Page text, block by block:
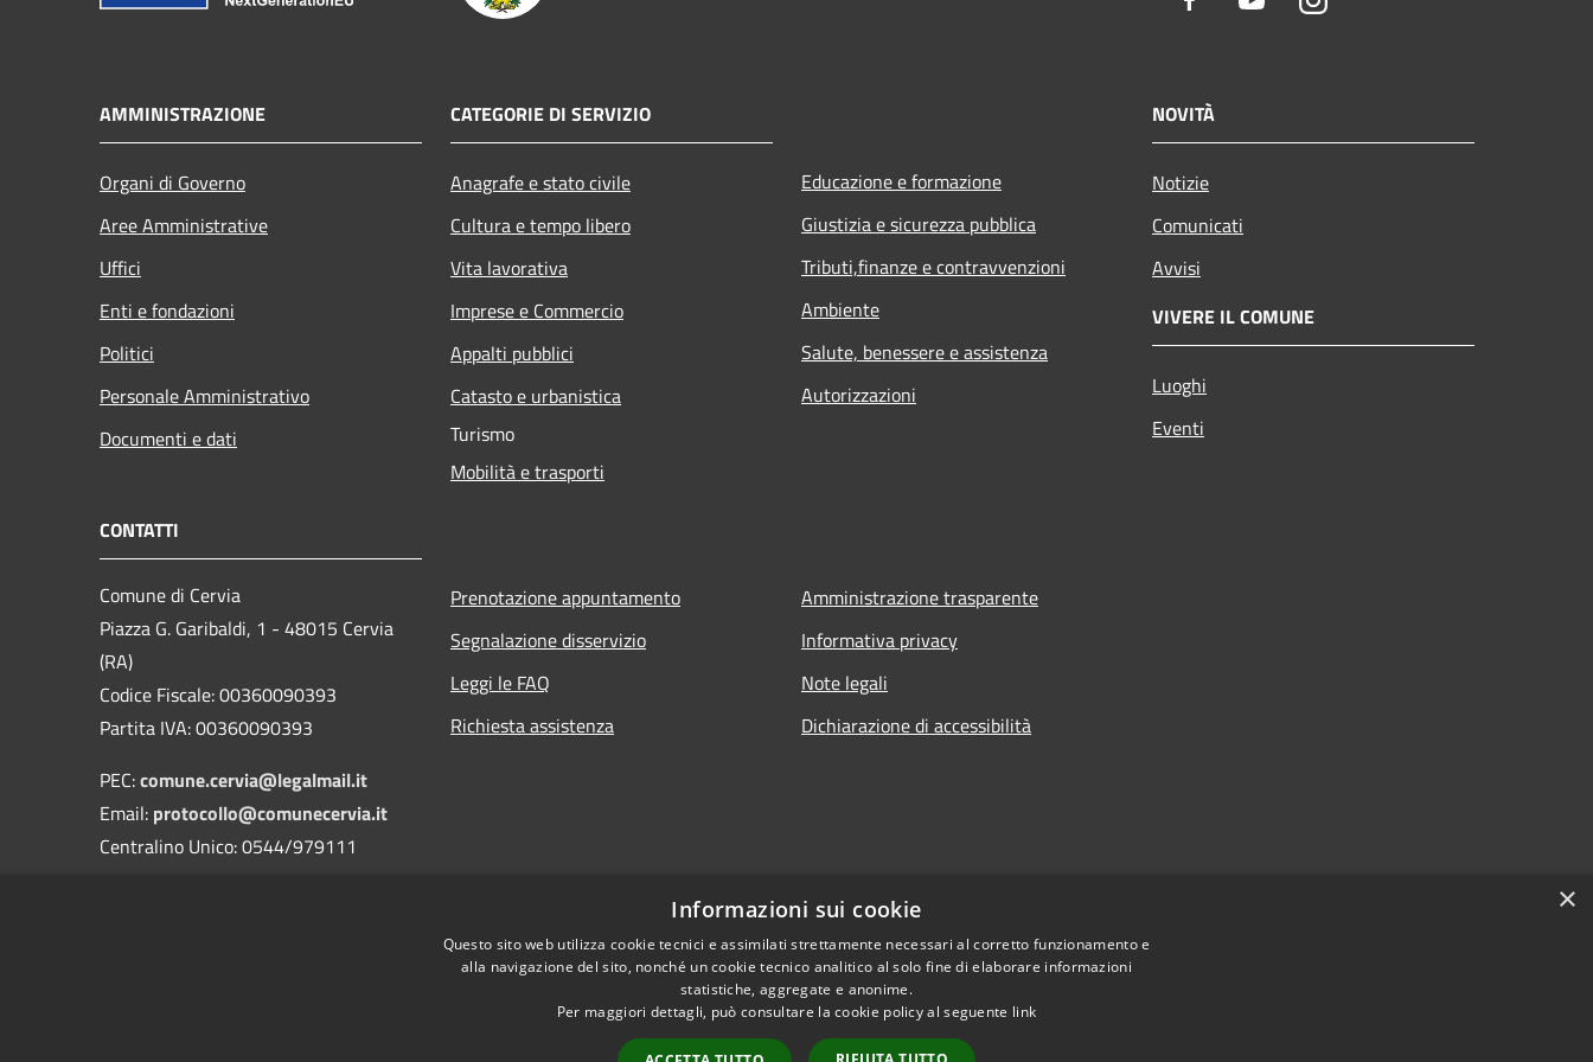
AMMINISTRAZIONE
Organi di Governo
Aree Amministrative
Uffici
Enti e fondazioni
Politici
Personale Amministrativo
Documenti e dati
CATEGORIE DI SERVIZIO
Anagrafe e stato civile
Cultura e tempo libero
Vita lavorativa
Imprese e Commercio
Appalti pubblici
Catasto e urbanistica
Turismo
Mobilità e trasporti
Educazione e formazione
Giustizia e sicurezza pubblica
Tributi,finanze e contravvenzioni
Ambiente
Salute, benessere e assistenza
Autorizzazioni
NOVITÀ
Notizie
Comunicati
Avvisi
VIVERE IL COMUNE
Luoghi
Eventi
CONTATTI
Comune di Cervia
Piazza G. Garibaldi, 1 - 48015 Cervia
(RA)
Codice Fiscale: 00360090393
Partita IVA: 00360090393
PEC:comune.cervia@legalmail.it
Email: protocollo@comunecervia.it
Centralino Unico: 0544/979111
Prenotazione appuntamento
Segnalazione disservizio
Leggi le FAQ
Richiesta assistenza
Amministrazione trasparente
Informativa privacy
Note legali
Dichiarazione di accessibilità
×
Informazioni sui cookie
Questo sito web utilizza cookie tecnici e assimilati strettamente necessari al corretto funzionamento e
alla navigazione del sito, nonché un cookie tecnico analitico al solo fine di elaborare informazioni
statistiche, aggregate e anonime.
Per maggiori dettagli, può consultare la cookie policy al seguente link